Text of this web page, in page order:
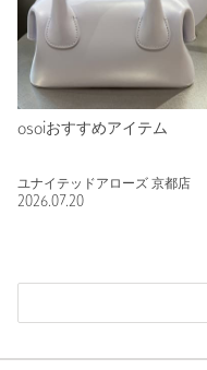
osoiおすすめアイテム
ユナイテッドアローズ 京都店
2026.07.20